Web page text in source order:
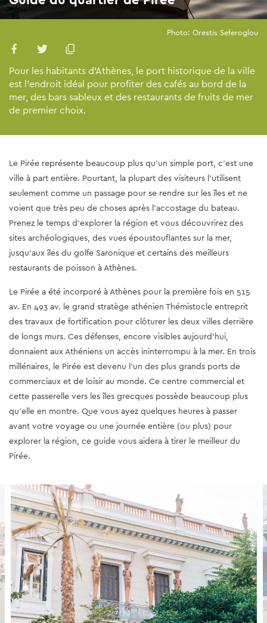
Photo: Orestis Seferoglou
Pour les habitants d’Athènes, le port historique de la ville
est l’endroit idéal pour profiter des cafés au bord de la
mer, des bars sableux et des restaurants de fruits de mer
de premier choix.
Le Pirée représente beaucoup plus qu'un simple port, c’est une
ville à part entière. Pourtant, la plupart des visiteurs l’utilisent
seulement comme un passage pour se rendre sur les îles et ne
voient que très peu de choses après l’accostage du bateau.
Prenez le temps d’explorer la région et vous découvrirez des
sites archéologiques, des vues époustouflantes sur la mer,
jusqu’aux îles du golfe Saronique et certains des meilleurs
restaurants de poisson à Athènes.
Le Pirée a été incorporé à Athènes pour la première fois en 515
av. En 493 av. le grand stratège athénien Thémistocle entreprit
des travaux de fortification pour clôturer les deux villes derrière
de longs murs. Ces défenses, encore visibles aujourd'hui,
donnaient aux Athéniens un accès ininterrompu à la mer. En trois
millénaires, le Pirée est devenu l'un des plus grands ports de
commerciaux et de loisir au monde. Ce centre commercial et
cette passerelle vers les îles grecques possède beaucoup plus
qu’elle en montre. Que vous ayez quelques heures à passer
avant votre voyage ou une journée entière (ou plus) pour
explorer la région, ce guide vous aidera à tirer le meilleur du
Pirée.